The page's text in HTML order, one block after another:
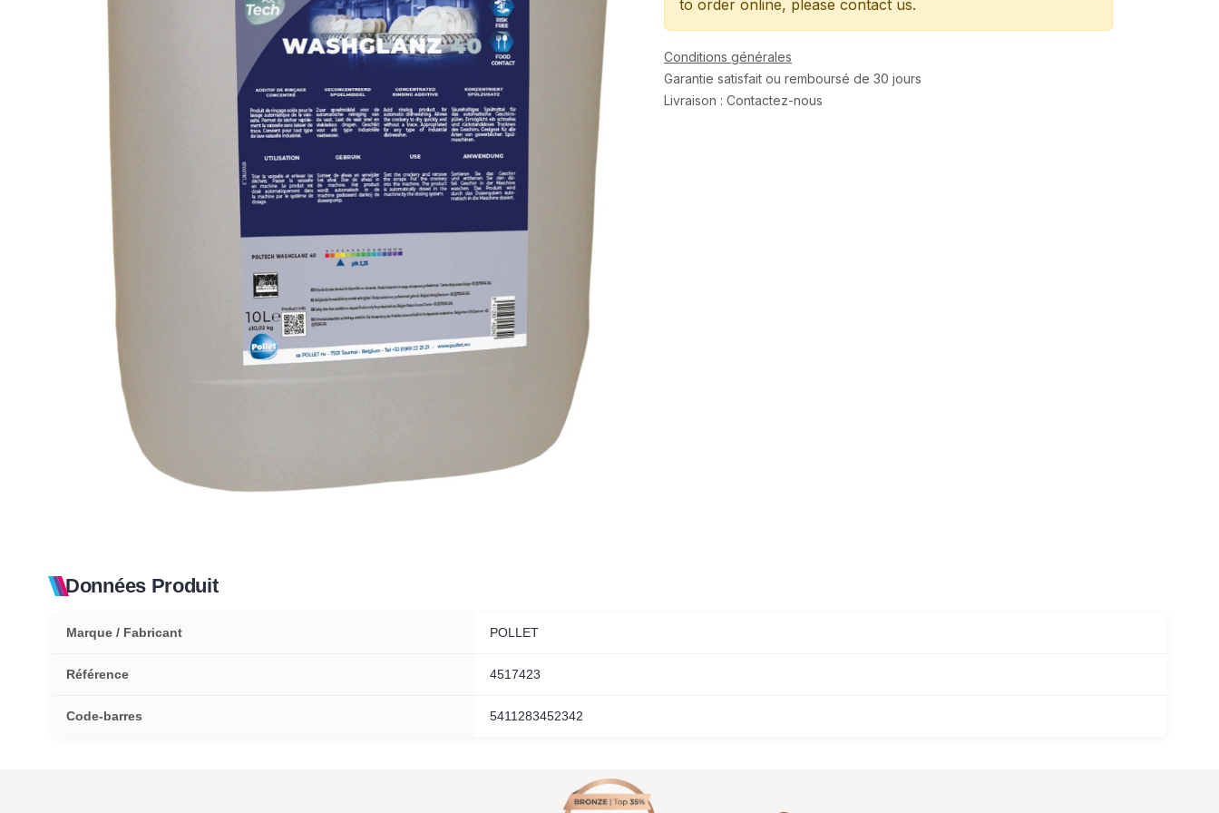
to order online, please contact us.
Conditions générales
Garantie satisfait ou remboursé de 30 jours
Livraison : Contactez-nous
Données Produit
Marque / Fabricant POLLET
Référence 4517423
Code-barres 5411283452342